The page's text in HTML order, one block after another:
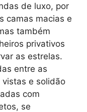
de luxo, por
camas macias e
também
privativos
as estrelas.
entre as
vistas e solidão
com
se